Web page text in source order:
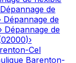
Dépannage de
Dépannage de
› Dépannage de
02000)›
Cel
Barenton-